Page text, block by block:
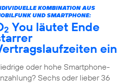
KOMBINATION AUS
UND SMARTPHONE:
2 You läutet Ende
ein
oder hohe Smartphone-
Sechs oder lieber 36